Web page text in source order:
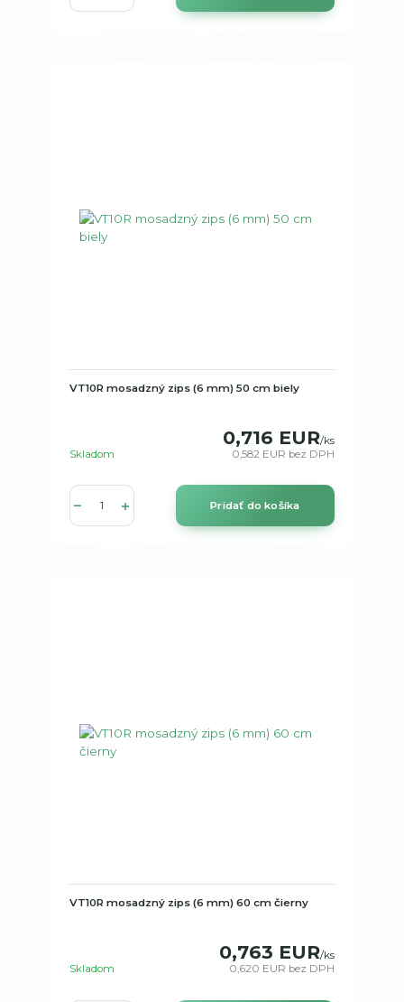
VT10R mosadzný zips (6 mm) 50 cm biely
0,716 EUR/ks
0,582 EUR bez DPH
Skladom
Pridať do košíka
VT10R mosadzný zips (6 mm) 60 cm čierny
0,763 EUR/ks
0,620 EUR bez DPH
Skladom